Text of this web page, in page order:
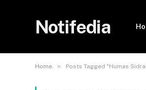
Notifedia
Home » Posts Tagged "Humas